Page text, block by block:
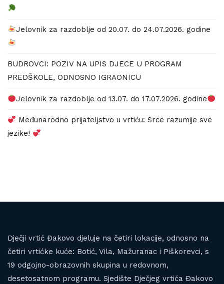
Jelovnik za razdoblje od 20.07. do 24.07.2026. godine
BUDROVCI: POZIV NA UPIS DJECE U PROGRAM
PREDŠKOLE, ODNOSNO IGRAONICU
Jelovnik za razdoblje od 13.07. do 17.07.2026. godine
Međunarodno prijateljstvo u vrtiću: Srce razumije sve
jezike!
Dječji vrtić Đakovo djeluje na četiri lokacije, odnosno na
četiri vrtićke kuće: Botić, Vila, Mažuranac i Piškorevci, s
19 odgojno-obrazovnih skupina u redovnom,
desetosatnom programu. Sjedište Dječjeg vrtića Đakovo